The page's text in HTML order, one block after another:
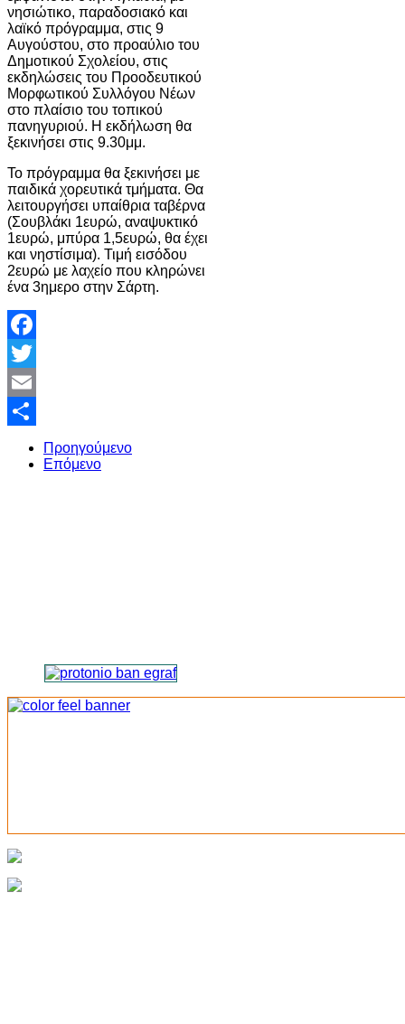
νησιώτικο, παραδοσιακό και
λαϊκό πρόγραμμα, στις 9
Αυγούστου, στο προαύλιο του
Δημοτικού Σχολείου, στις
εκδηλώσεις του Προοδευτικού
Μορφωτικού Συλλόγου Νέων
στο πλαίσιο του τοπικού
πανηγυριού. Η εκδήλωση θα
ξεκινήσει στις 9.30μμ.
Το πρόγραμμα θα ξεκινήσει με
παιδικά χορευτικά τμήματα. Θα
λειτουργήσει υπαίθρια ταβέρνα
(Σουβλάκι 1ευρώ, αναψυκτικό
1ευρώ, μπύρα 1,5ευρώ, θα έχει
και νηστίσιμα). Τιμή εισόδου
2ευρώ με λαχείο που κληρώνει
ένα 3ημερο στην Σάρτη.
Facebook
Twitter
Email
Share
Προηγούμενο
Επόμενο